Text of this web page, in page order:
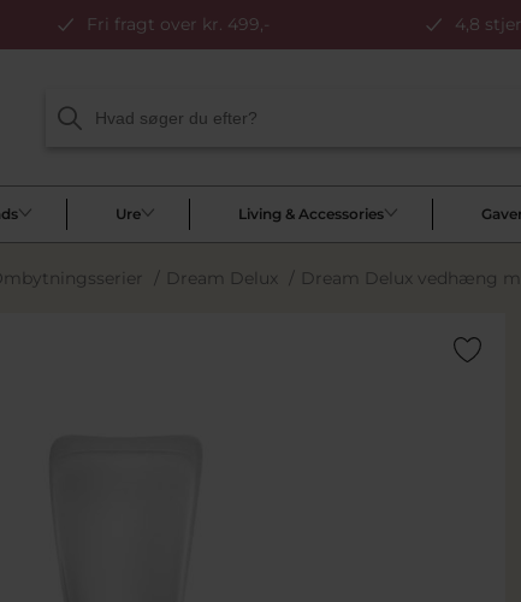
Fri fragt over kr. 499,- 4,8
Ure Living & Accessories
/ Dream Delux / Dream Delux vedhæng